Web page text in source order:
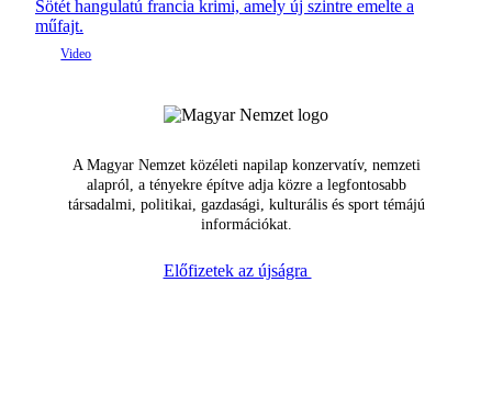
Sötét hangulatú francia krimi, amely új szintre emelte a
műfajt.
A Magyar Nemzet közéleti napilap konzervatív, nemzeti
alapról, a tényekre építve adja közre a legfontosabb
társadalmi, politikai, gazdasági, kulturális és sport témájú
információkat.
Előfizetek az újságra